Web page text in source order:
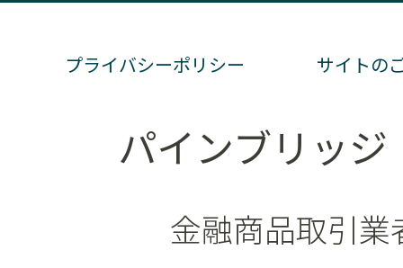
プライバシーポリシー サイトの
パインブリッ
金融商品取引